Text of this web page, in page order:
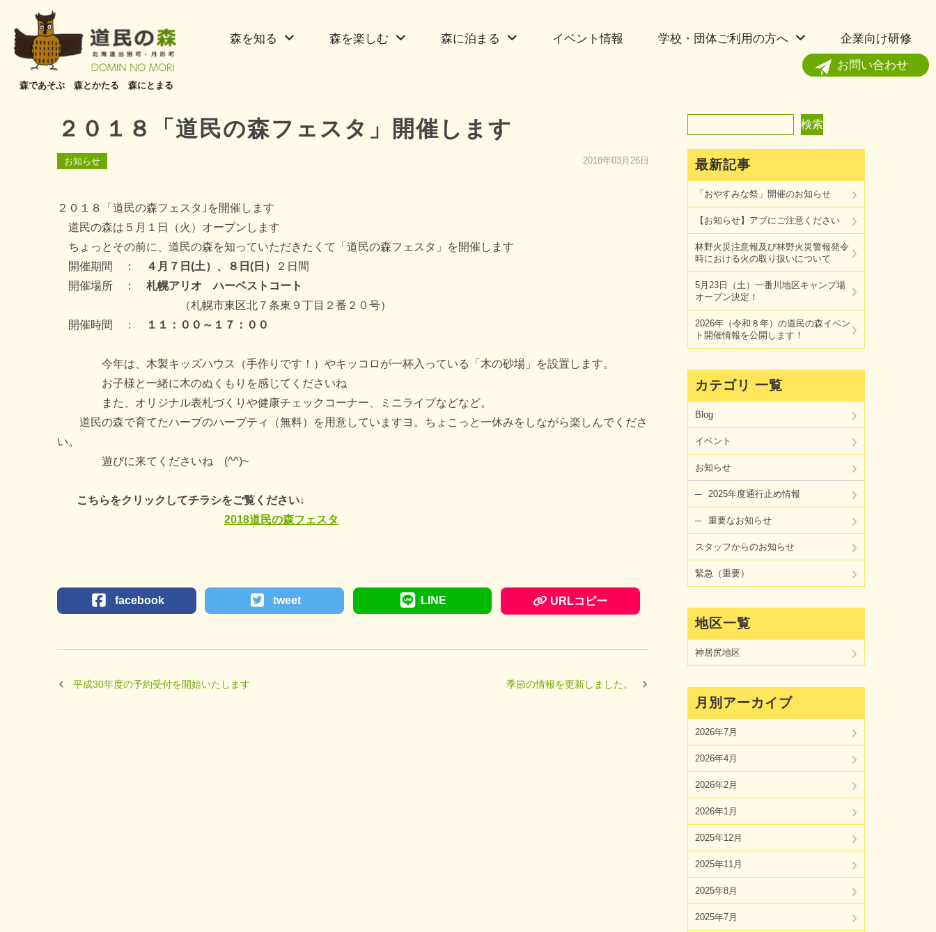
森であそぶ 森とかたる 森にとまる
森を知る 森を楽しむ 森に泊まる イベント情報 学校・団体ご利用の方へ
企業向け研修
お問い合わせ
２０１８「道民の森フェスタ」開催します
お知らせ 2018年03月26日
２０１８「道民の森フェスタ｣を開催します
道民の森は５月１日（火）オープンします
ちょっとその前に、道民の森を知っていただきたくて「道民の森フェスタ」を開催します
開催期間 ：
４月７日(土）、８日(日）
２日間
開催場所 ： 札幌アリオ ハーベストコート
（札幌市東区北７条東９丁目２番２０号）
開催時間 ：
１１：００～１７：００
今年は、木製キッズハウス（手作りです！）やキッコロが一杯入っている「木の砂場」を設置します。
お子様と一緒に木のぬくもりを感じてくださいね
また、オリジナル表札づくりや健康チェックコーナー、ミニライブなどなど。
道民の森で育てたハーブのハーブティ（無料）を用意していますヨ。ちょこっと一休みをしながら楽しんでくださ
い。
遊びに来てくださいね (^^)~
こちらをクリックしてチラシをご覧ください↓
2018道民の森フェスタ
facebook tweet LINE URLコピー
平成30年度の予約受付を開始いたします 季節の情報を更新しました。
検索
最新記事
「おやすみな祭」開催のお知らせ
【お知らせ】アブにご注意ください
林野火災注意報及び林野火災警報発令
時における火の取り扱いについて
5月23日（土）一番川地区キャンプ場
オープン決定！
2026年（令和８年）の道民の森イベン
ト開催情報を公開します！
カテゴリ 一覧
Blog
イベント
お知らせ
2025年度通行止め情報
重要なお知らせ
スタッフからのお知らせ
緊急（重要）
地区一覧
神居尻地区
月別アーカイブ
2026年7月
2026年4月
2026年2月
2026年1月
2025年12月
2025年11月
2025年8月
2025年7月